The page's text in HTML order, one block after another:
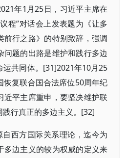
年1月25日，习近平主席在
程”对话会上发表题为《让多
前行之路》的特别致辞，强调
问题的出路是维护和践行多边
运共同体。[31]2021年10月25
恢复联合国合法席位50周年纪
近平主席重申，要坚决维护联
行真正的多边主义。[32]
自西方国际关系理论，迄今为
多边主义的较为权威的定义来